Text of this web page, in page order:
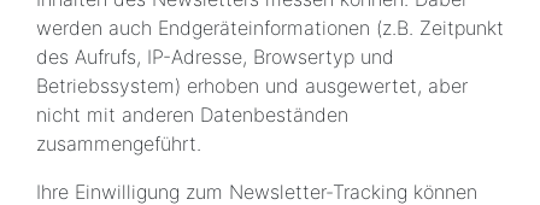
werden auch Endgeräteinformationen (z.B. Zeitpunkt
des Aufrufs, IP-Adresse, Browsertyp und
Betriebssystem) erhoben und ausgewertet, aber
nicht mit anderen Datenbeständen
zusammengeführt.
Ihre Einwilligung zum Newsletter-Tracking können